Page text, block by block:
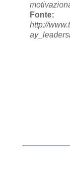
Fonte:
http://